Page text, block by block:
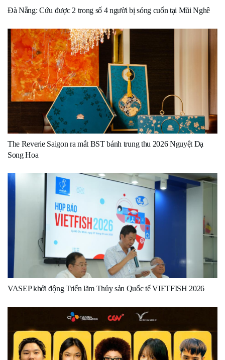
Đà Nẵng: Cứu được 2 trong số 4 người bị sóng cuốn tại Mũi Nghê
The Reverie Saigon ra mắt BST bánh trung thu 2026 Nguyệt Dạ
Song Hoa
VASEP khởi động Triển lãm Thủy sản Quốc tế VIETFISH 2026